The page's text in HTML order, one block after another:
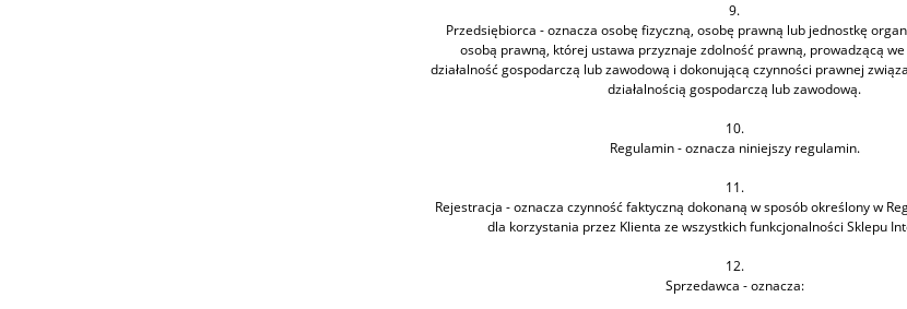
9.
Przedsiębiorca - oznacza osobę fizyczną, osobę prawną lub jednostkę
osobą prawną, której ustawa przyznaje zdolność prawną, prowadzącą we
działalność gospodarczą lub zawodową i dokonującą czynności prawnej
działalnością gospodarczą lub zawodową.
10.
Regulamin - oznacza niniejszy regulamin.
11.
Rejestracja - oznacza czynność faktyczną dokonaną w sposób określony w
dla korzystania przez Klienta ze wszystkich funkcjonalności Sklepu
12.
Sprzedawca - oznacza: